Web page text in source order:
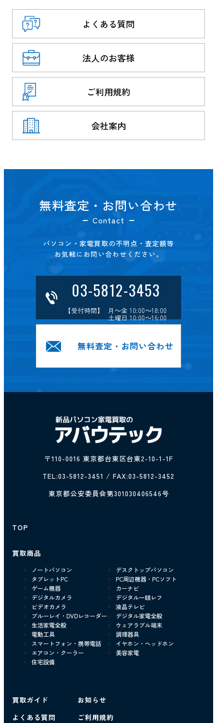
よくある質問
法人のお客様
ご利用規約
会社案内
無料査定・お問い合わせ
Contact
パソコン・家電買取の不明点・査定額等
お気軽にお問い合わせください。
03-5812-3453
【受付時間】 月～金 10:00～18:00
土曜日 10:00～16:00
無料査定・お問い合わせ
〒110-0016 東京都台東区台東2-10-1-1F
TEL:03-5812-3451 / FAX:03-5812-3452
東京都公安委員会第301030406546号
TOP
買取商品
ノートパソコン
デスクトップパソコン
タブレットPC
PC周辺機器・PCソフト
ゲーム機器
カーナビ
デジタルカメラ
デジタル一眼レフ
ビデオカメラ
液晶テレビ
ブルーレイ・DVDレコーダー
デジタル家電全般
生活家電全般
ウェアラブル端末
電動工具
調理器具
スマートフォン・携帯電話
イヤホン・ヘッドホン
エアコン・クーラー
美容家電
住宅設備
買取ガイド
よくある質問
お知らせ
ご利用規約